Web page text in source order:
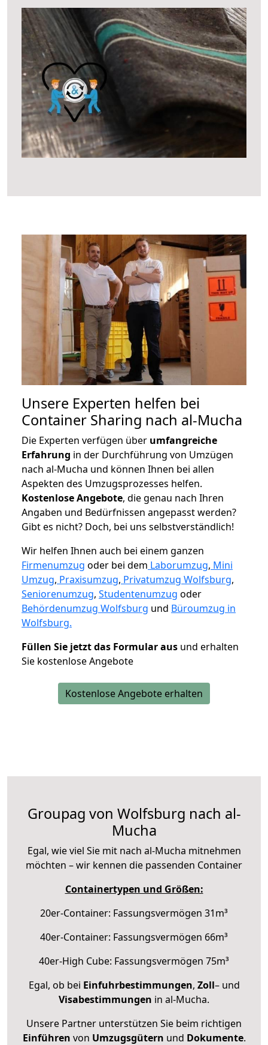
Unsere Experten helfen bei
Container Sharing nach al-Mucha
Die Experten verfügen über umfangreiche
Erfahrung in der Durchführung von Umzügen
nach al-Mucha und können Ihnen bei allen
Aspekten des Umzugsprozesses helfen.
Kostenlose Angebote, die genau nach Ihren
Angaben und Bedürfnissen angepasst werden?
Gibt es nicht? Doch, bei uns selbstverständlich!
Wir helfen Ihnen auch bei einem ganzen
Firmenumzug oder bei dem Laborumzug, Mini
Umzug, Praxisumzug, Privatumzug Wolfsburg,
Seniorenumzug, Studentenumzug oder
Behördenumzug Wolfsburg und Büroumzug in
Wolfsburg.
Füllen Sie jetzt das Formular aus und erhalten
Sie kostenlose Angebote
Kostenlose Angebote erhalten
Groupag von Wolfsburg nach al-
Mucha
Egal, wie viel Sie mit nach al-Mucha mitnehmen
möchten – wir kennen die passenden Container
Containertypen und Größen:
20er-Container: Fassungsvermögen 31m³
40er-Container: Fassungsvermögen 66m³
40er-High Cube: Fassungsvermögen 75m³
Egal, ob bei Einfuhrbestimmungen, Zoll– und
Visabestimmungen in al-Mucha.
Unsere Partner unterstützen Sie beim richtigen
Einführen von Umzugsgütern und Dokumente.